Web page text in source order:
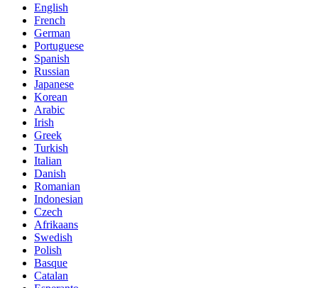
English
French
German
Portuguese
Spanish
Russian
Japanese
Korean
Arabic
Irish
Greek
Turkish
Italian
Danish
Romanian
Indonesian
Czech
Afrikaans
Swedish
Polish
Basque
Catalan